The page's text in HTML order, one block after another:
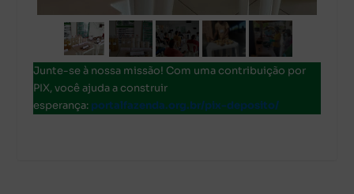
Junte-se à nossa missão! Com uma contribuição por
PIX, você ajuda a construir
esperança: portalfazenda.org.br/pix-deposito/